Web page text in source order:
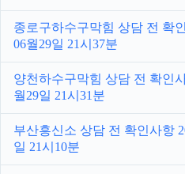
종로구하수구막힘 상담 전 확
06월29일 21시37분
양천하수구막힘 상담 전 확인
월29일 21시31분
부산흥신소 상담 전 확인사항
일 21시10분